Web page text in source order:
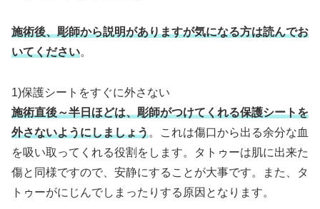
施術後、彫師から説明がありますが気になる方は読んでお
いてください。
1)保護シートをすぐに外さない
施術直後～半日ほどは、彫師がつけてくれる保護シートを
外さないようにしましょう。これは傷口から出る余分な血
を吸い取ってくれる役割をします。タトゥーは肌に出来た
傷と同様ですので、安静にすることが大事です。また、タ
トゥーがにじんでしまったりする原因となります。